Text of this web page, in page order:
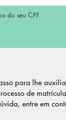
do seu CPF
para lhe
de
entre em